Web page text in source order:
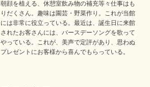
朝顔を植える、休憩室飲み物の補充等々仕事はも
りだくさん。趣味は園芸・野菜作り。これが当館
には非常に役立っている。最近は、誕生日に来館
されたお客さんには、バースデーソングを歌って
やっている。これが、美声で定評があり、思わぬ
プレゼントにお客様から喜んでもらっている。